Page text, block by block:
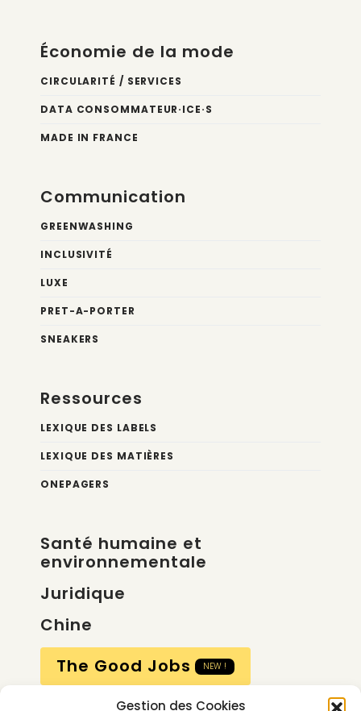
Gestion des Cookies
Économie de la mode
CIRCULARITÉ / SERVICES
DATA CONSOMMATEUR·ICE·S
MADE IN FRANCE
Communication
GREENWASHING
INCLUSIVITÉ
LUXE
PRET-A-PORTER
SNEAKERS
Ressources
LEXIQUE DES LABELS
LEXIQUE DES MATIÈRES
ONEPAGERS
Santé humaine et
environnementale
Juridique
Chine
The Good Jobs
NEW !